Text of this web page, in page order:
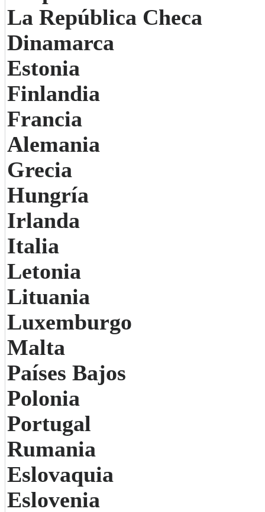
La República Checa
Dinamarca
Estonia
Finlandia
Francia
Alemania
Grecia
Hungría
Irlanda
Italia
Letonia
Lituania
Luxemburgo
Malta
Países Bajos
Polonia
Portugal
Rumania
Eslovaquia
Eslovenia